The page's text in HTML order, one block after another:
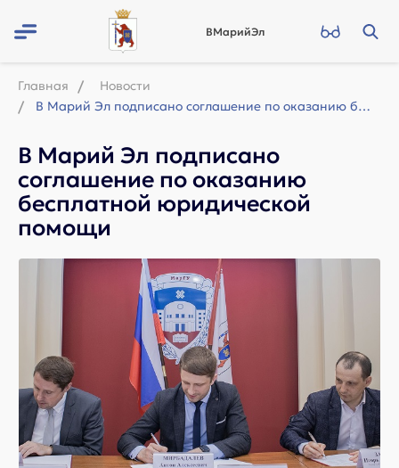
ВМарийЭл
Главная
Новости
В Марий Эл подписано соглашение по оказанию бесплатной юридической помощи
В Марий Эл подписано
соглашение по оказанию
бесплатной юридической
помощи